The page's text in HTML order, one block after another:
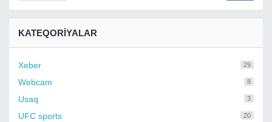
KATEQORIYALAR
Xeber 29
Webcam 8
Usaq 3
UFC sports 20